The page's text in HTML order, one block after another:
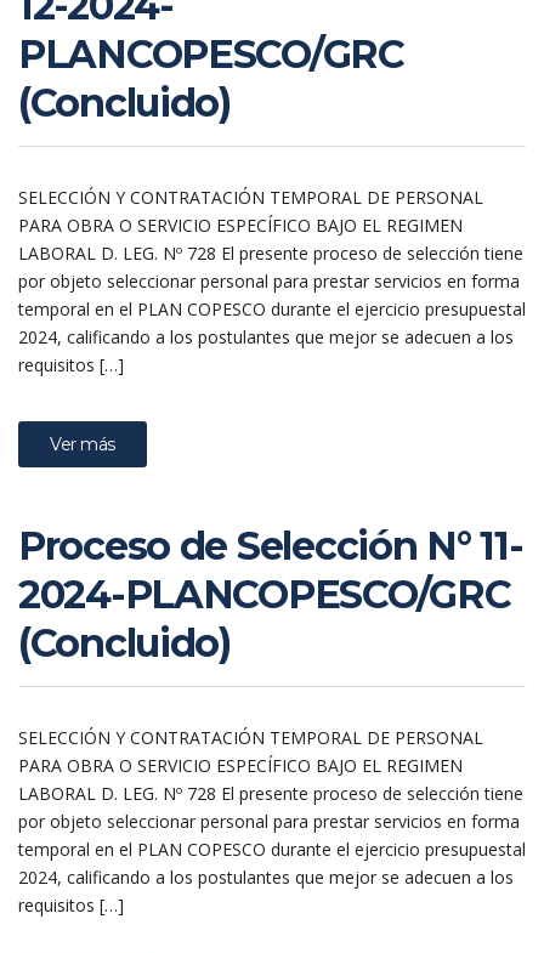
PLANCOPESCO/GRC
(Concluido)
SELECCIÓN Y CONTRATACIÓN TEMPORAL DE PERSONAL
PARA OBRA O SERVICIO ESPECÍFICO BAJO EL REGIMEN
LABORAL D. LEG. Nº 728 El presente proceso de selección tiene
por objeto seleccionar personal para prestar servicios en forma
temporal en el PLAN COPESCO durante el ejercicio presupuestal
2024, calificando a los postulantes que mejor se adecuen a los
requisitos […]
Ver más
Proceso de Selección N° 11-
2024-PLANCOPESCO/GRC
(Concluido)
SELECCIÓN Y CONTRATACIÓN TEMPORAL DE PERSONAL
PARA OBRA O SERVICIO ESPECÍFICO BAJO EL REGIMEN
LABORAL D. LEG. Nº 728 El presente proceso de selección tiene
por objeto seleccionar personal para prestar servicios en forma
temporal en el PLAN COPESCO durante el ejercicio presupuestal
2024, calificando a los postulantes que mejor se adecuen a los
requisitos […]